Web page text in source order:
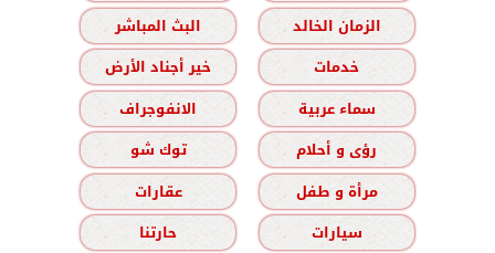
الزمان الخالد
البث المباشر
خدمات
خير أجناد الأرض
سماء عربية
الانفوجراف
رؤى و أحلام
توك شو
مرأة و طفل
عقارات
سيارات
حارتنا